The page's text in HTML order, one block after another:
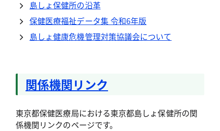
島しょ保健所の沿革
保健医療福祉データ集 令和6年版
島しょ健康危機管理対策協議会について
関係機関リンク
東京都保健医療局における東京都島しょ保健所の関
係機関リンクのページです。